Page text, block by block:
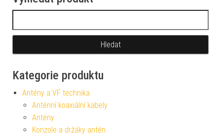
Kategorie produktu
Antény a VF technika
Anténní koaxiální kabely
Antény
Konzole a držáky antén